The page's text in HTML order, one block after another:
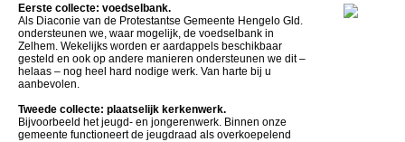
Eerste collecte: voedselbank.
Als Diaconie van de Protestantse Gemeente Hengelo Gld.
ondersteunen we, waar mogelijk, de voedselbank in
Zelhem. Wekelijks worden er aardappels beschikbaar
gesteld en ook op andere manieren ondersteunen we dit –
helaas – nog heel hard nodige werk. Van harte bij u
aanbevolen.
Tweede collecte: plaatselijk kerkenwerk.
Bijvoorbeeld het jeugd- en jongerenwerk. Binnen onze
gemeente functioneert de jeugdraad als overkoepelend